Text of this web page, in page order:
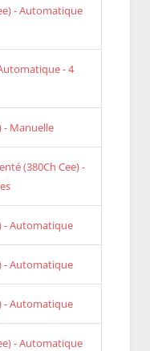
- Automatique
- 4
- Manuelle
(380Ch Cee) -
- Automatique
- Automatique
- Automatique
- Automatique